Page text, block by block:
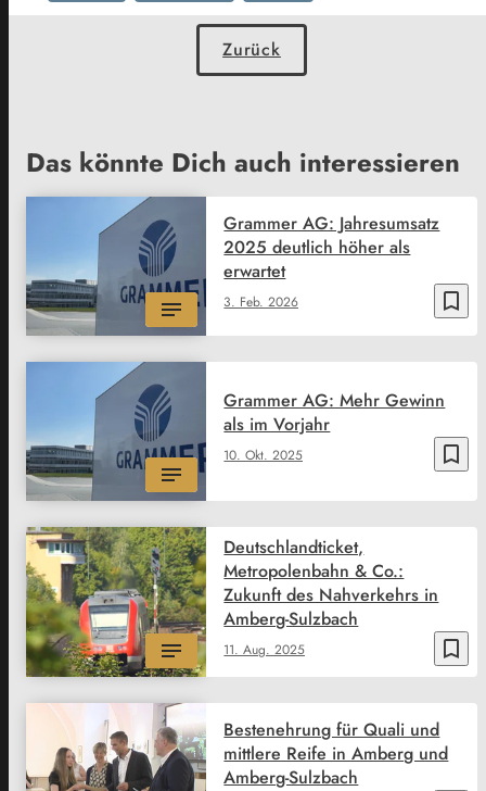
Zurück
Das könnte Dich auch interessieren
bookmark_border
3. Feb. 2026
Grammer AG: Jahresumsatz
2025 deutlich höher als
erwartet
bookmark_border
10. Okt. 2025
Grammer AG: Mehr Gewinn
als im Vorjahr
bookmark_border
11. Aug. 2025
Deutschlandticket,
Metropolenbahn & Co.:
Zukunft des Nahverkehrs in
Amberg-Sulzbach
Bestenehrung für Quali und
mittlere Reife in Amberg und
Amberg-Sulzbach